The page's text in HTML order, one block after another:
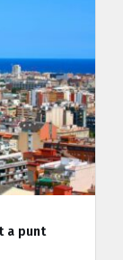
a punt